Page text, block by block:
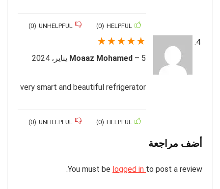
HELPFUL
(
0
)
UNHELPFUL
(
0
)
★
★
★
★
★
Moaaz Mohamed – 5 يناير، 2024
very smart and beautiful refrigerator
HELPFUL
(
0
)
UNHELPFUL
(
0
)
أضف مراجعة
You must be logged in to post a review.